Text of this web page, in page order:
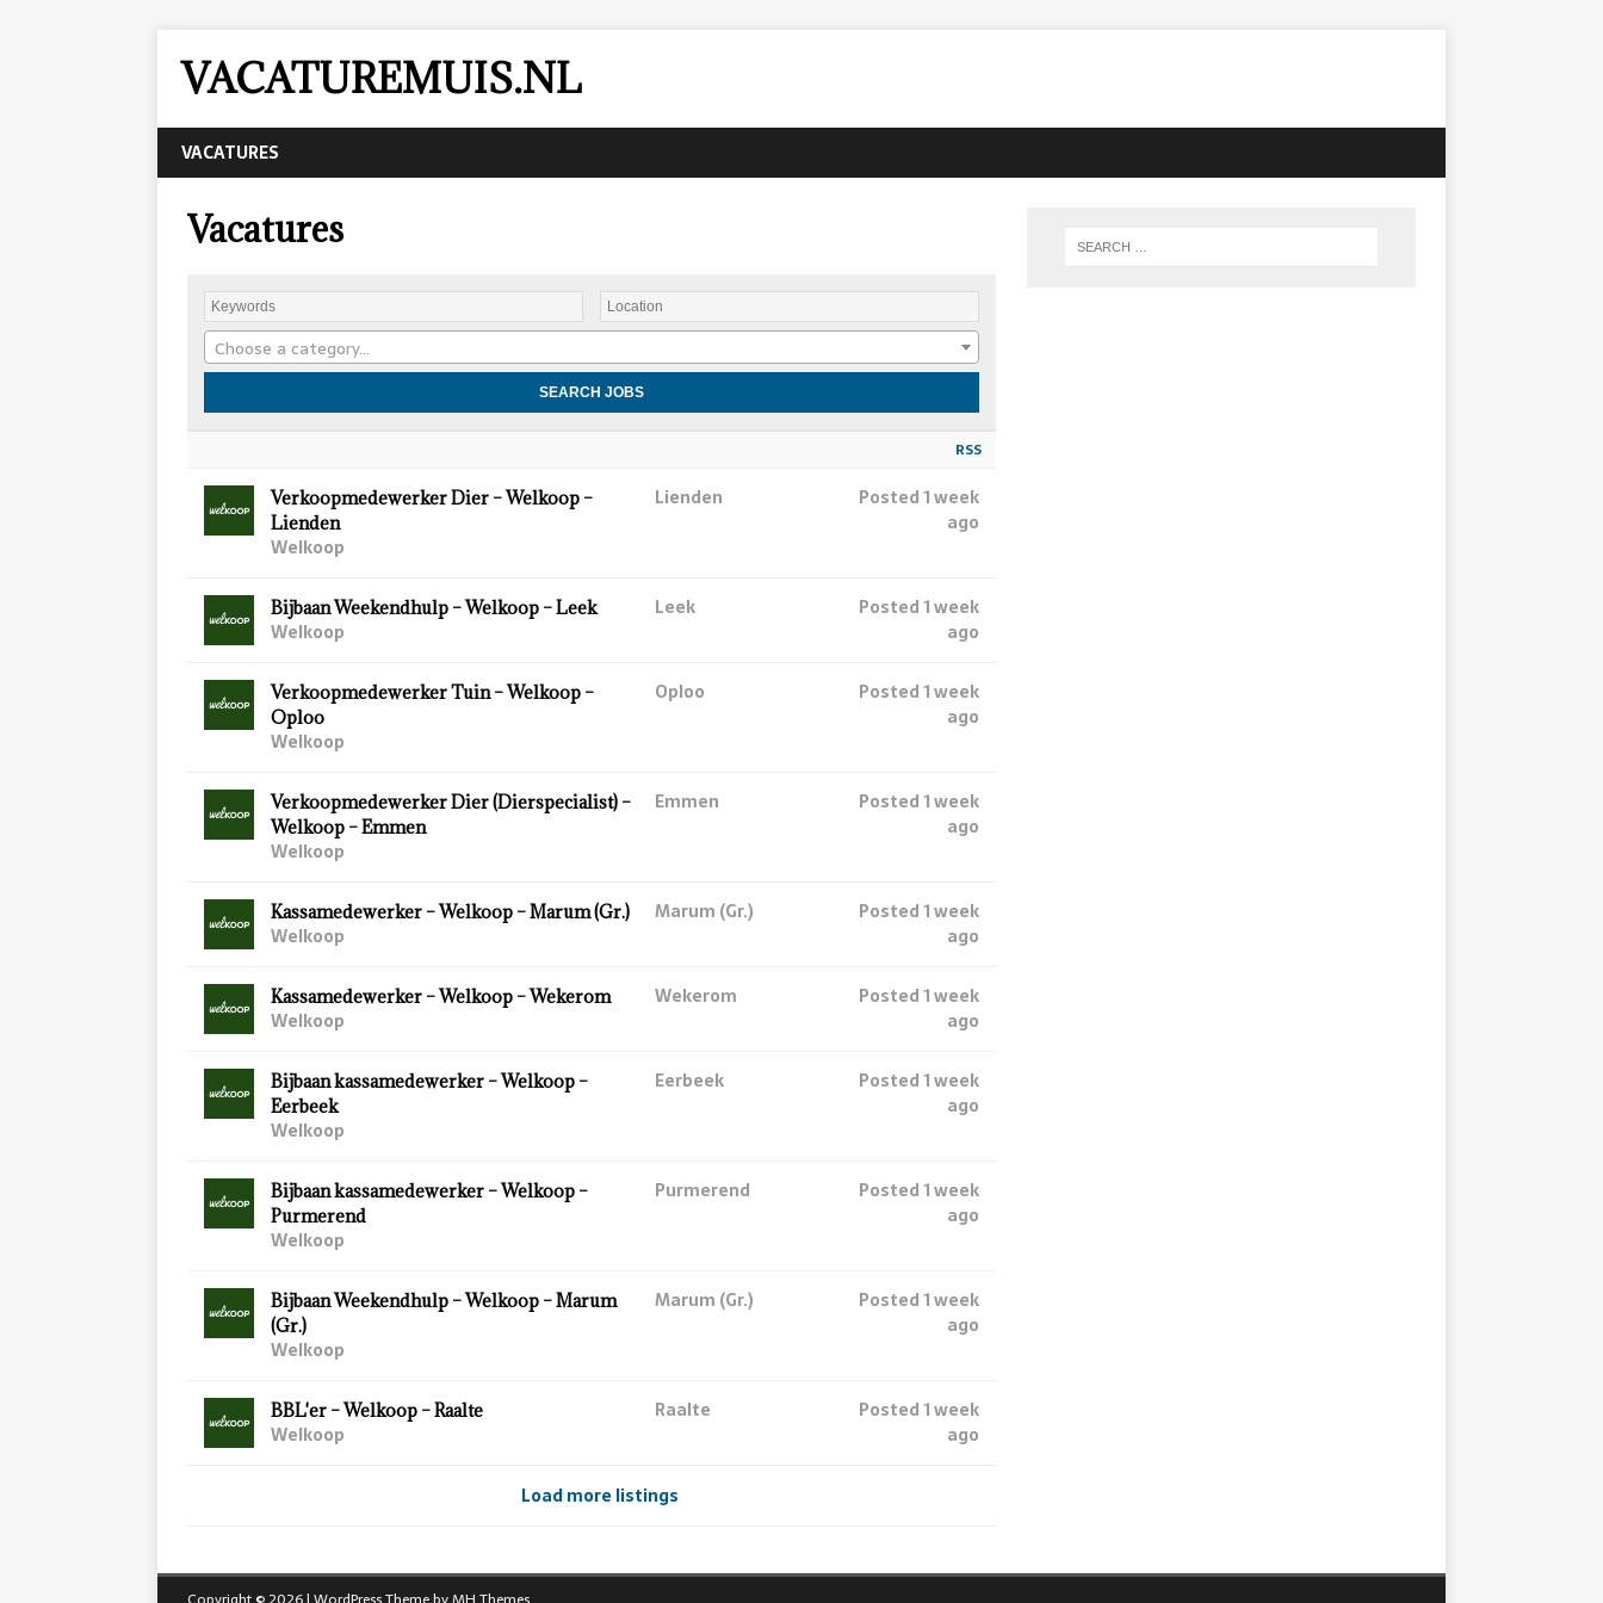
VACATUREMUIS.NL
VACATURES
Vacatures
Choose a category…
RSS
Verkoopmedewerker Dier – Welkoop –
Lienden
Welkoop
Lienden
Posted 1 week
ago
Bijbaan Weekendhulp – Welkoop – Leek
Welkoop
Leek
Posted 1 week
ago
Verkoopmedewerker Tuin – Welkoop –
Oploo
Welkoop
Oploo
Posted 1 week
ago
Verkoopmedewerker Dier (Dierspecialist) –
Welkoop – Emmen
Welkoop
Emmen
Posted 1 week
ago
Kassamedewerker – Welkoop – Marum (Gr.)
Welkoop
Marum (Gr.)
Posted 1 week
ago
Kassamedewerker – Welkoop – Wekerom
Welkoop
Wekerom
Posted 1 week
ago
Bijbaan kassamedewerker – Welkoop –
Eerbeek
Welkoop
Eerbeek
Posted 1 week
ago
Bijbaan kassamedewerker – Welkoop –
Purmerend
Welkoop
Purmerend
Posted 1 week
ago
Bijbaan Weekendhulp – Welkoop – Marum
(Gr.)
Welkoop
Marum (Gr.)
Posted 1 week
ago
BBL'er – Welkoop – Raalte
Welkoop
Raalte
Posted 1 week
ago
Load more listings